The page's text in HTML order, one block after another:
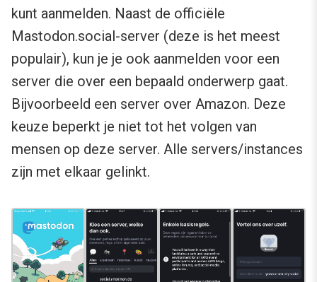
kunt aanmelden. Naast de officiële
Mastodon.social-server (deze is het meest
populair), kun je je ook aanmelden voor een
server die over een bepaald onderwerp gaat.
Bijvoorbeeld een server over Amazon. Deze
keuze beperkt je niet tot het volgen van
mensen op deze server. Alle servers/instances
zijn met elkaar gelinkt.